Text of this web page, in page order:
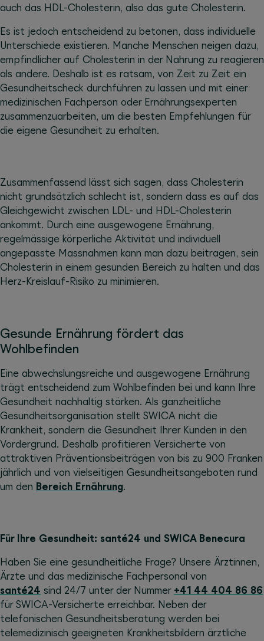
auch das HDL-Cholesterin, also das gute Cholesterin.
Es ist jedoch entscheidend zu betonen, dass individuelle
Unterschiede existieren. Manche Menschen neigen dazu,
empfindlicher auf Cholesterin in der Nahrung zu reagieren
als andere. Deshalb ist es ratsam, von Zeit zu Zeit ein
Gesundheitscheck durchführen zu lassen und mit einer
medizinischen Fachperson oder Ernährungsexperten
zusammenzuarbeiten, um die besten Empfehlungen für
die eigene Gesundheit zu erhalten.
Zusammenfassend lässt sich sagen, dass Cholesterin
nicht grundsätzlich schlecht ist, sondern dass es auf das
Gleichgewicht zwischen LDL- und HDL-Cholesterin
ankommt. Durch eine ausgewogene Ernährung,
regelmässige körperliche Aktivität und individuell
angepasste Massnahmen kann man dazu beitragen, sein
Cholesterin in einem gesunden Bereich zu halten und das
Herz-Kreislauf-Risiko zu minimieren.
Gesunde Ernährung fördert das
Wohlbefinden
Eine abwechslungsreiche und ausgewogene Ernährung
trägt entscheidend zum Wohlbefinden bei und kann Ihre
Gesundheit nachhaltig stärken. Als ganzheitliche
Gesundheitsorganisation stellt SWICA nicht die
Krankheit, sondern die Gesundheit Ihrer Kunden in den
Vordergrund. Deshalb profitieren Versicherte von
attraktiven Präventionsbeiträgen von bis zu 900 Franken
jährlich und von vielseitigen Gesundheitsangeboten rund
um den Bereich Ernährung.
Für Ihre Gesundheit: santé24 und SWICA Benecura
Haben Sie eine gesundheitliche Frage? Unsere Ärztinnen,
Ärzte und das medizinische Fachpersonal von
santé24 sind 24/7 unter der Nummer +41 44 404 86 86
für SWICA-Versicherte erreichbar. Neben der
telefonischen Gesundheitsberatung werden bei
telemedizinisch geeigneten Krankheitsbildern ärztliche